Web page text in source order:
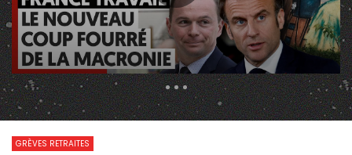
296 Views
1 206 0
GRÈVES RETRAITES